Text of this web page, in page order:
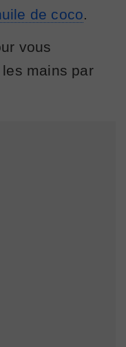
de coco.
vous
mains par